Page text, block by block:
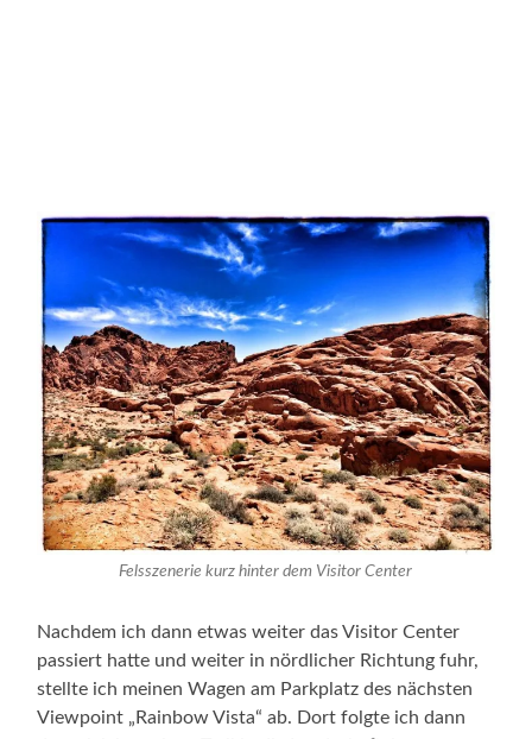
Felsszenerie kurz hinter dem Visitor Center
Nachdem ich dann etwas weiter das Visitor Center
passiert hatte und weiter in nördlicher Richtung fuhr,
stellte ich meinen Wagen am Parkplatz des nächsten
Viewpoint „Rainbow Vista“ ab. Dort folgte ich dann